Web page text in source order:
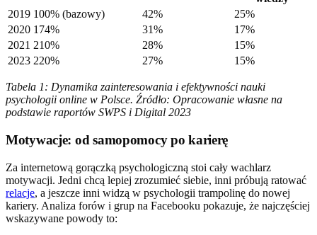
2019 100% (bazowy) 42%
25%
2020 174% 31%
17%
2021 210% 28%
15%
2023 220% 27% 15%
Tabela 1: Dynamika zainteresowania i efektywności nauki
psychologii online w Polsce. Źródło: Opracowanie własne na
podstawie raportów SWPS i Digital 2023
Motywacje: od samopomocy po karierę
Za internetową gorączką psychologiczną stoi cały wachlarz
motywacji. Jedni chcą lepiej zrozumieć siebie, inni próbują ratować
relacje, a jeszcze inni widzą w psychologii trampolinę do nowej
kariery. Analiza forów i grup na Facebooku pokazuje, że najczęściej
wskazywane powody to: